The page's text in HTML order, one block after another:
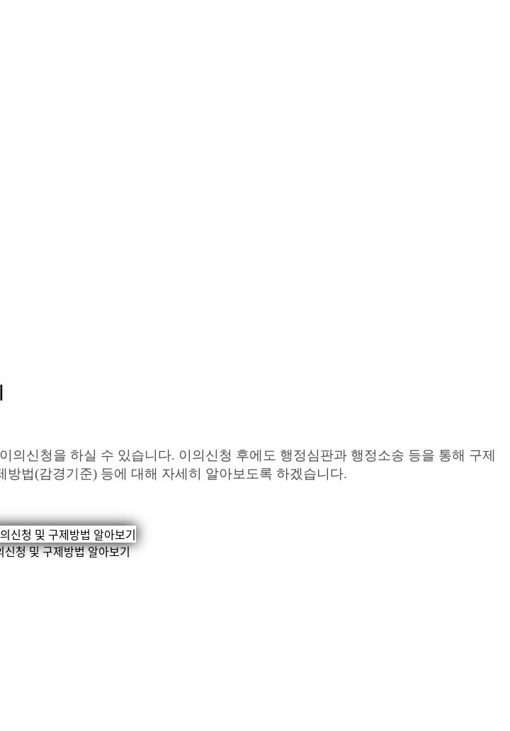
신청을 하실 수 있습니다. 이의신청 후에도 행정심판과 행정소송 등을 통해 구제
법(감경기준) 등에 대해 자세히 알아보도록 하겠습니다.
및 구제방법 알아보기